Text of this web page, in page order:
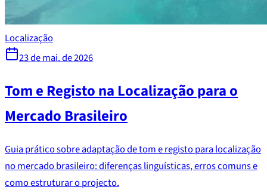
Localização
23 de mai. de 2026
Tom e Registo na Localização para o
Mercado Brasileiro
Guia prático sobre adaptação de tom e registo para localização
no mercado brasileiro: diferenças linguísticas, erros comuns e
como estruturar o projecto.